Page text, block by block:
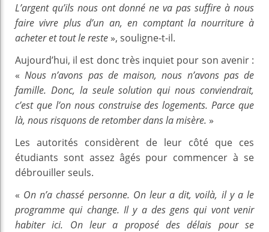
L’argent qu’ils nous ont donné ne va pas suffire à nous
faire vivre plus d’un an, en comptant la nourriture à
acheter et tout le reste », souligne-t-il.
Aujourd’hui, il est donc très inquiet pour son avenir :
«Nous n’avons pas de maison, nous n’avons pas de
famille. Donc, la seule solution qui nous conviendrait,
c’est que l’on nous construise des logements. Parce que
là, nous risquons de retomber dans la misère. »
Les autorités considèrent de leur côté que ces
étudiants sont assez âgés pour commencer à se
débrouiller seuls.
« On n’a chassé personne. On leur a dit, voilà, il y a le
programme qui change. Il y a des gens qui vont venir
habiter ici. On leur a proposé des délais pour se